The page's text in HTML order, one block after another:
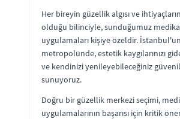
Her bireyin güzellik algısı ve
olduğu bilinciyle, sunduğumuz
uygulamaları kişiye özeldir.
metropolünde, estetik kaygılarınızı
ve kendinizi yenileyebileceğiniz
sunuyoruz.
Doğru bir güzellik merkezi seçimi,
uygulamalarının başarısı için kritik